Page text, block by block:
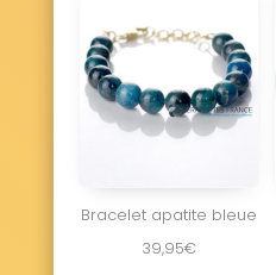
Bracelet apatite bleue
39,95€